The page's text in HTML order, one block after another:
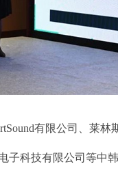
有限公司、莱林
子科技有限公司等中